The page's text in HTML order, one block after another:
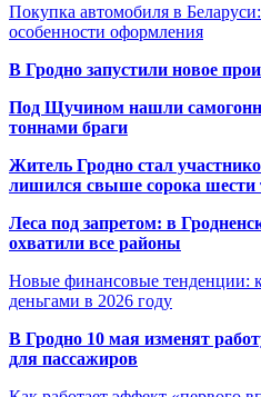
Покупка автомобиля в
особенности оформления
В Гродно запустили новое
Под Щучином нашли
тоннами браги
Житель Гродно стал
лишился свыше сорока шести
Леса под запретом: в
охватили все районы
Новые финансовые тенденции:
деньгами в 2026 году
В Гродно 10 мая изменят
для пассажиров